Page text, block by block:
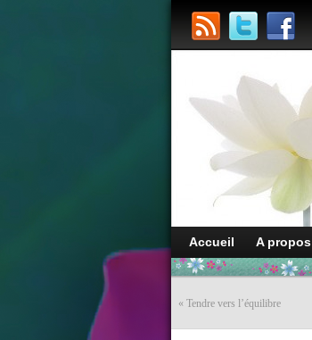
Accueil A propos
« Tendre vers l’équilibre